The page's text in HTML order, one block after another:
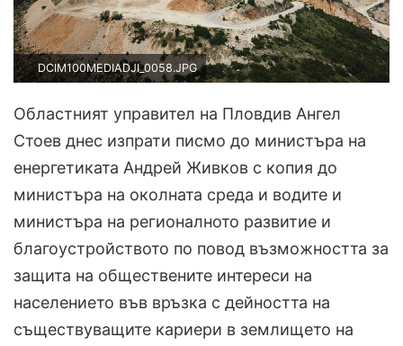
i
l
DCIM100MEDIADJI_0058.JPG
Областният управител на Пловдив Ангел
Стоев днес изпрати писмо до министъра на
енергетиката Андрей Живков с копия до
министъра на околната среда и водите и
министъра на регионалното развитие и
благоустройството по повод възможността за
защита на обществените интереси на
населението във връзка с дейността на
съществуващите кариери в землището на